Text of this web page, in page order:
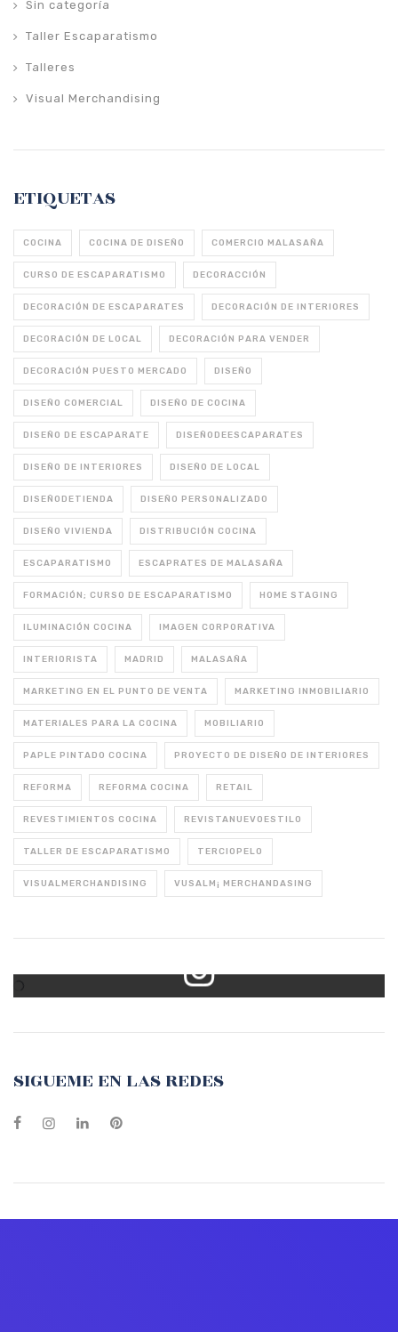
Sin categoría
Taller Escaparatismo
Talleres
Visual Merchandising
ETIQUETAS
COCINA COCINA DE DISEÑO COMERCIO MALASAÑA
CURSO DE ESCAPARATISMO DECORACCIÓN
DECORACIÓN DE ESCAPARATES DECORACIÓN DE INTERIORES
DECORACIÓN DE LOCAL DECORACIÓN PARA VENDER
DECORACIÓN PUESTO MERCADO DISEÑO
DISEÑO COMERCIAL DISEÑO DE COCINA
DISEÑO DE ESCAPARATE DISEÑODEESCAPARATES
DISEÑO DE INTERIORES DISEÑO DE LOCAL
DISEÑODETIENDA DISEÑO PERSONALIZADO
DISEÑO VIVIENDA DISTRIBUCIÓN COCINA
ESCAPARATISMO ESCAPRATES DE MALASAÑA
FORMACIÓN; CURSO DE ESCAPARATISMO HOME STAGING
ILUMINACIÓN COCINA IMAGEN CORPORATIVA
INTERIORISTA MADRID MALASAÑA
MARKETING EN EL PUNTO DE VENTA MARKETING INMOBILIARIO
MATERIALES PARA LA COCINA MOBILIARIO
PAPLE PINTADO COCINA PROYECTO DE DISEÑO DE INTERIORES
REFORMA REFORMA COCINA RETAIL
REVESTIMIENTOS COCINA REVISTANUEVOESTILO
TALLER DE ESCAPARATISMO TERCIOPELO
VISUALMERCHANDISING VUSALM¡ MERCHANDASING
SIGUEME EN LAS REDES